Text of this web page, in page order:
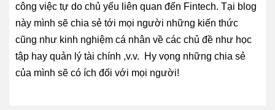
công việc tự do chủ yếu liên quan đến Fintech. Tại blog
này mình sẽ chia sẻ tới mọi người những kiến thức
cũng như kinh nghiệm cá nhân về các chủ đề như học
tập hay quản lý tài chính ,v.v. Hy vọng những chia sẻ
của mình sẽ có ích đối với mọi người!